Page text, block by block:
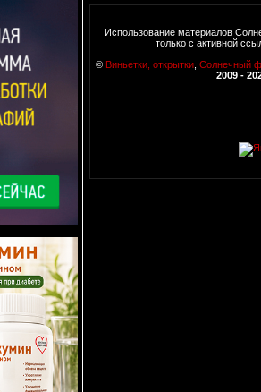
Использование материалов
только с активной
© Виньетки, открытки Солнечный
2009 -